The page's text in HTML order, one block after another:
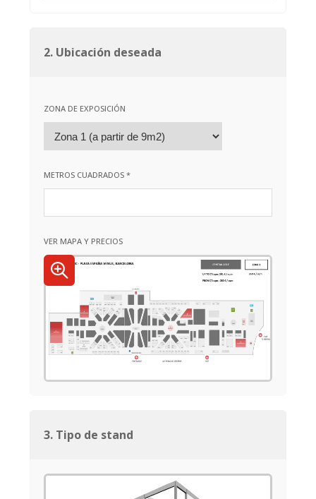
2. Ubicación deseada
ZONA DE EXPOSICIÓN
METROS CUADRADOS *
VER MAPA Y PRECIOS
3. Tipo de stand